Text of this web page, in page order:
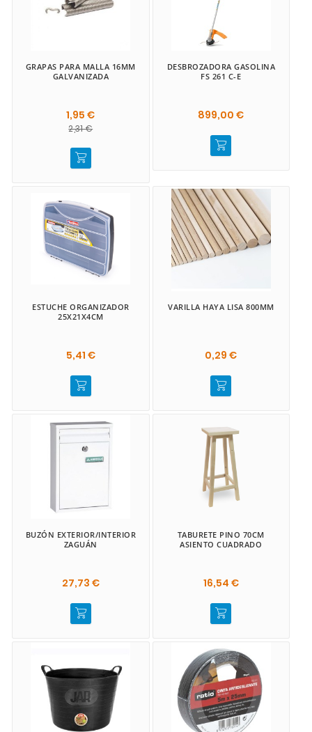
GRAPAS PARA MALLA 16MM
GALVANIZADA
1,95 €
2,31 €
DESBROZADORA GASOLINA
FS 261 C-E
899,00 €
ESTUCHE ORGANIZADOR
25X21X4CM
5,41 €
VARILLA HAYA LISA 800MM
0,29 €
BUZÓN EXTERIOR/INTERIOR
ZAGUÁN
27,73 €
TABURETE PINO 70CM
ASIENTO CUADRADO
16,54 €